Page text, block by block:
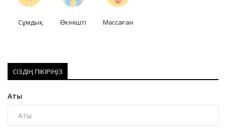
Сұмдық Өкінішті Мәссаған
СІЗДІҢ ПІКІРІҢІЗ
Аты